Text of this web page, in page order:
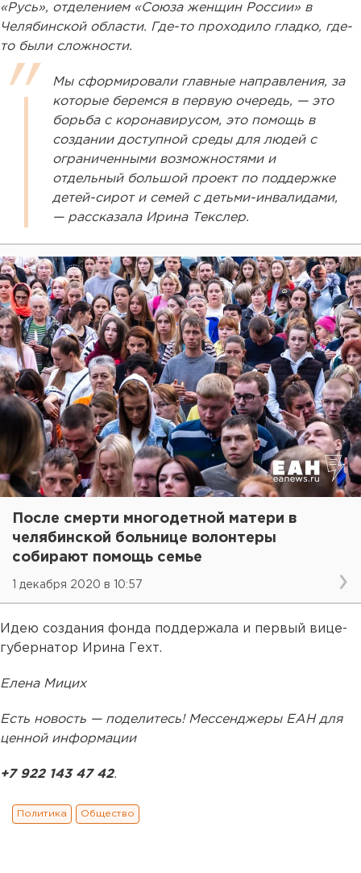
«Русь», отделением «Союза женщин России» в
Челябинской области. Где-то проходило гладко, где-
то были сложности.
Мы сформировали главные направления, за
которые беремся в первую очередь, — это
борьба с коронавирусом, это помощь в
создании доступной среды для людей с
ограниченными возможностями и
отдельный большой проект по поддержке
детей-сирот и семей с детьми-инвалидами,
— рассказала Ирина Текслер.
После смерти многодетной матери в
челябинской больнице волонтеры
собирают помощь семье
1 декабря 2020 в 10:57
Идею создания фонда поддержала и первый вице-
губернатор Ирина Гехт.
Елена Мицих
Есть новость — поделитесь! Мессенджеры ЕАН для
ценной информации
+7 922 143 47 42.
Политика Общество